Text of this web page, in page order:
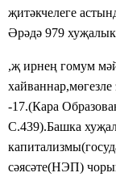
җитәкчелеге
Әрәдә 979
,җ ирнең гомум
-17.(Кара
С.439).Башка
сәясәте(НЭП)